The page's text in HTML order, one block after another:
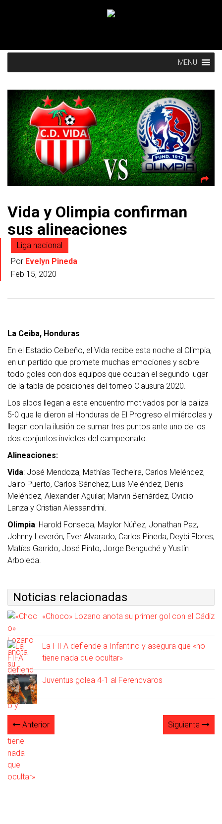
MENU
Vida y Olimpia confirman
sus alineaciones
Liga nacional
Por Evelyn Pineda
Feb 15, 2020
La Ceiba, Honduras
En el Estadio Ceibeño, el Vida recibe esta noche al Olimpia,
en un partido que promete muchas emociones y sobre
todo goles con dos equipos que ocupan el segundo lugar
de la tabla de posiciones del torneo Clausura 2020.
Los albos llegan a este encuentro motivados por la paliza
5-0 que le dieron al Honduras de El Progreso el miércoles y
llegan con la ilusión de sumar tres puntos ante uno de los
dos conjuntos invictos del campeonato.
Alineaciones:
Vida: José Mendoza, Mathías Techeira, Carlos Meléndez,
Jairo Puerto, Carlos Sánchez, Luis Meléndez, Denis
Meléndez, Alexander Aguilar, Marvin Bernárdez, Ovidio
Lanza y Cristian Alessandrini.
Olimpia: Harold Fonseca, Maylor Núñez, Jonathan Paz,
Johnny Leverón, Ever Alvarado, Carlos Pineda, Deybi Flores,
Matías Garrido, José Pinto, Jorge Benguché y Yustín
Arboleda.
Noticias relacionadas
«Choco» Lozano anota su primer gol con el Cádiz
La FIFA defiende a Infantino y asegura que «no
tiene nada que ocultar»
Juventus golea 4-1 al Ferencvaros
Anterior Siguiente